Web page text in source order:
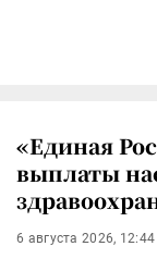
«Единая
выплаты
6 августа 2026, 12:44